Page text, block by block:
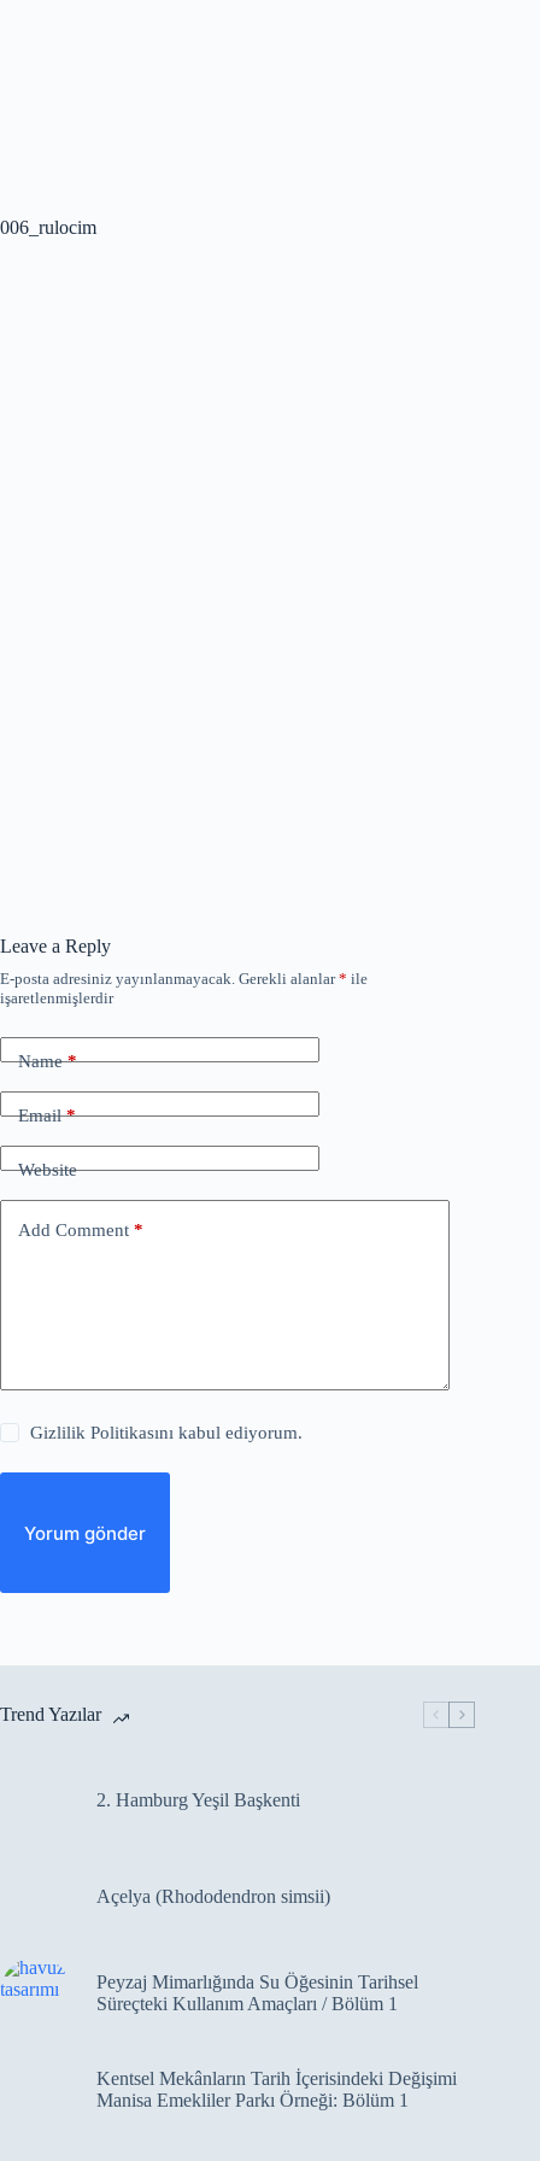
006_rulocim
Leave a Reply
E-posta adresiniz yayınlanmayacak. Gerekli alanlar* ile
işaretlenmişlerdir
Name*
Email*
Website
Add Comment *
Gizlilik Politikasını kabul ediyorum.
Yorum gönder
Trend Yazılar
2. Hamburg Yeşil Başkenti
Açelya (Rhododendron simsii)
Peyzaj Mimarlığında Su Öğesinin Tarihsel
Süreçteki Kullanım Amaçları / Bölüm 1
Kentsel Mekânların Tarih İçerisindeki Değişimi
Manisa Emekliler Parkı Örneği: Bölüm 1